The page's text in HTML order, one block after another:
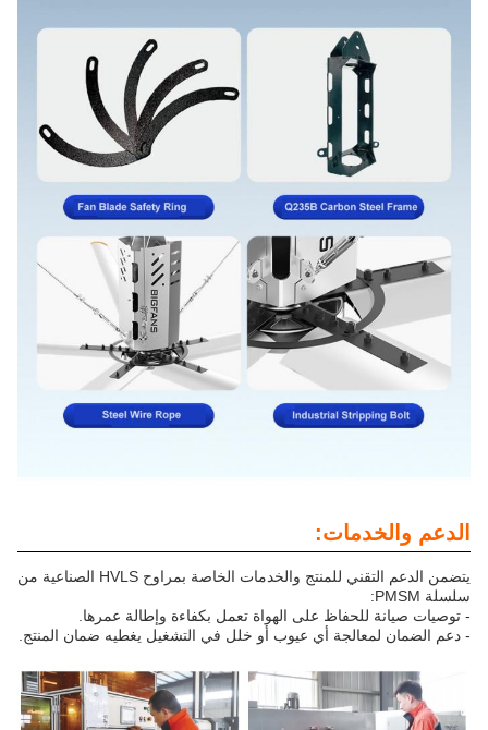
الدعم والخدمات:
يتضمن الدعم التقني للمنتج والخدمات الخاصة بمراوح HVLS الصناعية من
سلسلة PMSM:
- توصيات صيانة للحفاظ على الهواة تعمل بكفاءة وإطالة عمرها.
- دعم الضمان لمعالجة أي عيوب أو خلل في التشغيل يغطيه ضمان المنتج.